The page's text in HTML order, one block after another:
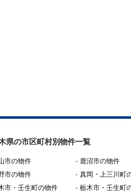
県の市区町村別物件一覧
市の物件
市の物件
市・壬生町の物件
鹿沼市の物件
真岡・上三川町
栃木市・壬生町